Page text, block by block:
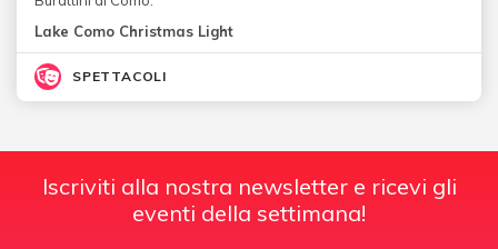
Lake Como Christmas Light
SPETTACOLI
Iscriviti alla nostra newsletter e ricevi gli
eventi della settimana!